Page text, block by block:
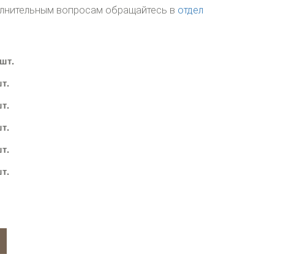
вопросам обращайтесь в отдел